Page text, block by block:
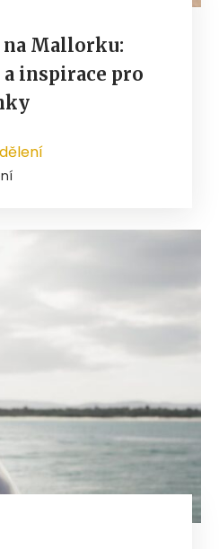
na Mallorku:
inspirace pro